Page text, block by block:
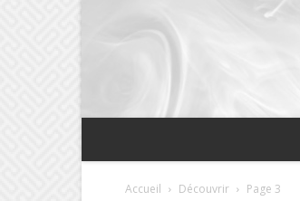
Accueil Découvrir Page 3